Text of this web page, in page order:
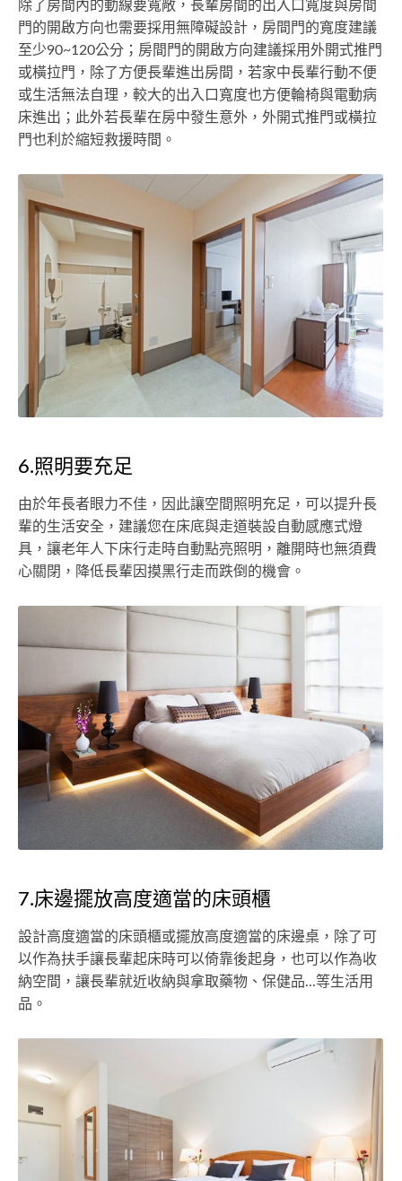
除了房間內的動線要寬敞，長輩房間的出入口寬度與房間
門的開啟方向也需要採用無障礙設計，房間門的寬度建議
至少90~120公分；房間門的開啟方向建議採用外開式推門
或橫拉門，除了方便長輩進出房間，若家中長輩行動不便
或生活無法自理，較大的出入口寬度也方便輪椅與電動病
床進出；此外若長輩在房中發生意外，外開式推門或橫拉
門也利於縮短救援時間。
6.照明要充足
由於年長者眼力不佳，因此讓空間照明充足，可以提升長
輩的生活安全，建議您在床底與走道裝設自動感應式燈
具，讓老年人下床行走時自動點亮照明，離開時也無須費
心關閉，降低長輩因摸黑行走而跌倒的機會。
7.床邊擺放高度適當的床頭櫃
設計高度適當的床頭櫃或擺放高度適當的床邊桌，除了可
以作為扶手讓長輩起床時可以倚靠後起身，也可以作為收
納空間，讓長輩就近收納與拿取藥物、保健品...等生活用
品。